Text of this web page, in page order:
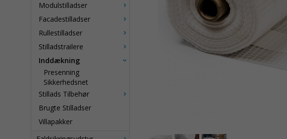
Modulstilladser
Facadestilladser
Rullestilladser
Stilladstrailere
Inddækning
Presenning
Sikkerhedsnet
Stillads Tilbehør
Brugte Stilladser
Villapakker